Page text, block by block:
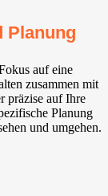
Planung
auf eine
zusammen mit
präzise auf Ihre
Planung
und umgehen.